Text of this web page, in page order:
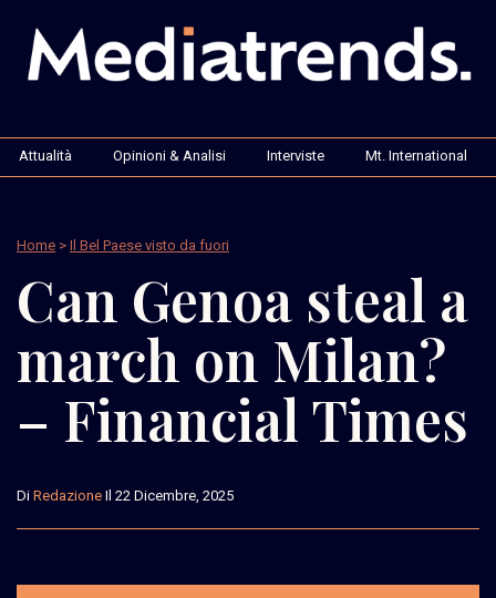
Attualità Opinioni & Analisi Interviste Mt. International
Home > Il Bel Paese visto da fuori
Can Genoa steal a
march on Milan?
– Financial Times
Di Redazione Il 22 Dicembre, 2025